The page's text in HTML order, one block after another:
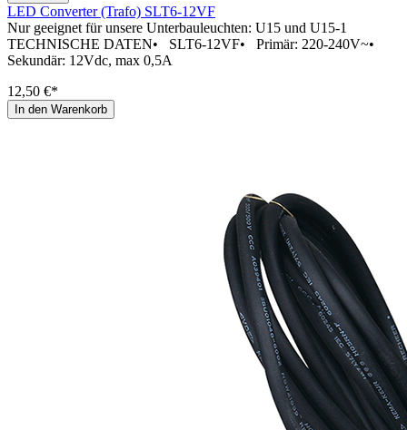
LED Converter (Trafo) SLT6-12VF
Nur geeignet für unsere Unterbauleuchten: U15 und U15-1
TECHNISCHE DATEN• SLT6-12VF• Primär: 220-240V~•
Sekundär: 12Vdc, max 0,5A
12,50 €*
In den Warenkorb